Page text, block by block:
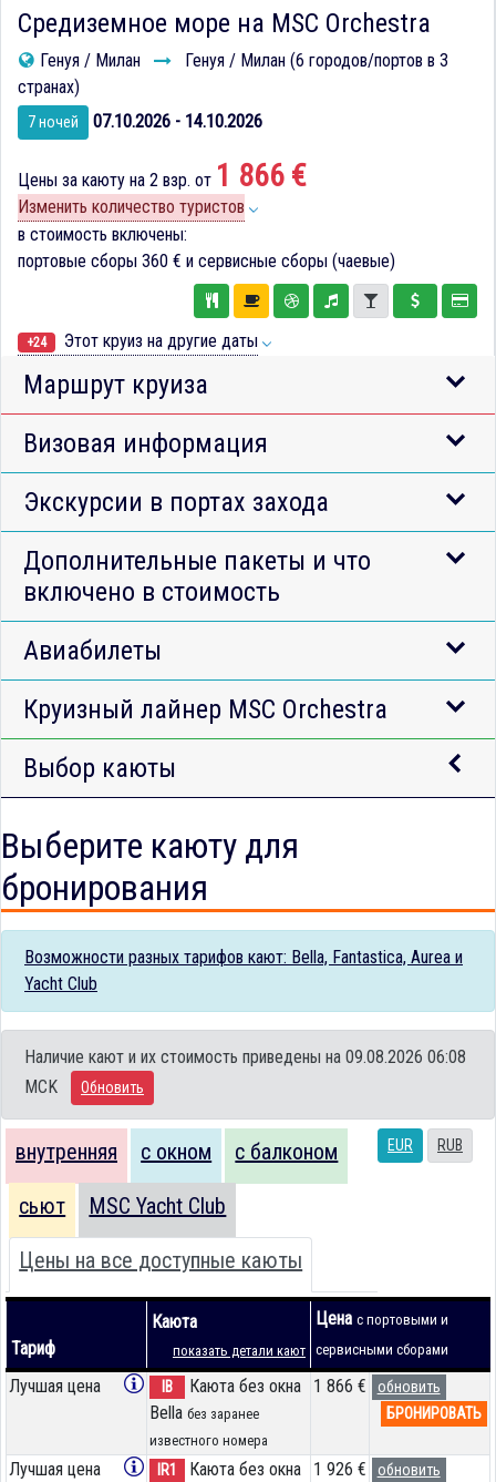
Средиземное море на MSC Orchestra
Генуя / Милан
Генуя / Милан (6 городов/портов в 3
странах)
7 ночей 07.10.2026 - 14.10.2026
Цены за каюту на 2 взр. от 1 866 €
Изменить количество туристов
в стоимость включены:
портовые сборы 360 € и сервисные сборы (чаевые)
+24 Этот круиз на другие даты
Маршрут круиза
Визовая информация
Экскурсии в портах захода
Дополнительные пакеты и что
включено в стоимость
Авиабилеты
Круизный лайнер MSC Orchestra
Выбор каюты
Выберите каюту для
бронирования
Возможности разных тарифов кают: Bella, Fantastica, Aurea и
Yacht Club
Наличие кают и их стоимость приведены на 09.08.2026 06:08
MCK
Обновить
EUR RUB
внутренняя с окном с балконом
сьют MSC Yacht Club
Цены на все доступные каюты
Тариф
Каюта
показать детали кают
Цена с портовыми и
сервисными сборами
Лучшая цена IB
Каюта без окна
Bella без заранее
известного номера
1 866 €
обновить
БРОНИРОВАТЬ
Лучшая цена IR1 Каюта без окна 1 926 € обновить